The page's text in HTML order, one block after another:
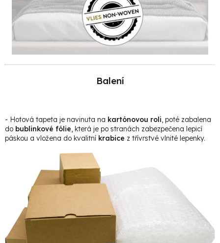
Balení
- Hotová tapeta je navinuta na kartónovou roli, poté zabalena
do bublinkové fólie, která je po stranách zabezpečena lepicí
páskou a vložena do kvalitní krabice z třívrstvé vlnité lepenky.